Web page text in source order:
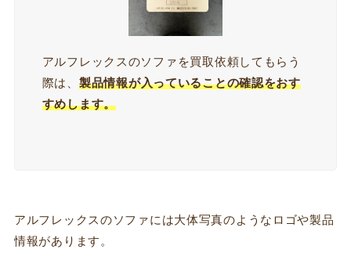
アルフレックスのソファを買取依頼してもらう
際は、 製品情報が入っていることの確認をおす
すめします。
アルフレックスのソファには大体写真のようなロゴや製品
情報があります。